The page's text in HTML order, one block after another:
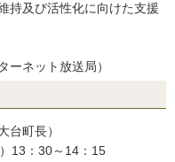
及び活性化に向けた支援
ーネット放送局）
台町長）
13：30～14：15